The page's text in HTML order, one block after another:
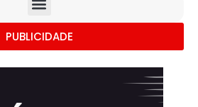
PUBLICIDADE